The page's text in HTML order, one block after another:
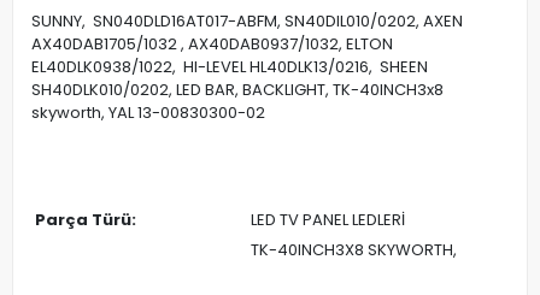
SUNNY, SN040DLD16AT017-ABFM, SN40DIL010/0202, AXEN
AX40DAB1705/1032 , AX40DAB0937/1032, ELTON
EL40DLK0938/1022, HI-LEVEL HL40DLK13/0216, SHEEN
SH40DLK010/0202, LED BAR, BACKLIGHT, TK-40INCH3x8
skyworth, YAL 13-00830300-02
Parça Türü: LED TV PANEL LEDLERİ
TK-40INCH3X8 SKYWORTH,